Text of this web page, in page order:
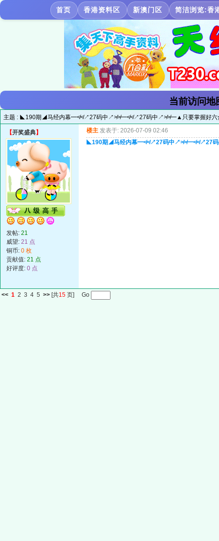
首页 香港资料区 新澳门区 简洁浏览:香
当前访问地
主题 : ◣190期◢马经内幕━≮≮↗27码中↗≯≯━≮≮↗27码中↗≯≯━▲只要掌握好六合
【开奖盛典】
发帖: 21
威望: 21 点
铜币: 0 枚
贡献值: 21 点
好评度: 0 点
楼主 发表于: 2026-07-09 02:46
◣190期◢马经内幕━≮≮↗27码中↗≯≯━≮≮↗27码
<< 1 2 3 4 5 >> [共15 页] Go